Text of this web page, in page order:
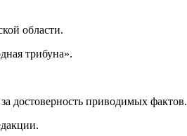
области.
трибуна».
достоверность приводимых фактов.